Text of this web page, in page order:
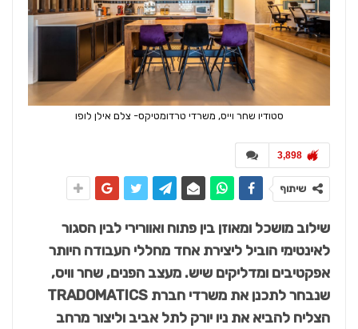
סטודיו שחר וייס, משרדי טרדומטיקס- צלם אילן לופו
3,898
שיתוף
שילוב מושכל ומאוזן בין פתוח ואוורירי לבין הסגור
לאינטימי הוביל ליצירת אחד מחללי העבודה היותר
אפקטיבים ומדליקים שיש. מעצב הפנים, שחר וויס,
שנבחר לתכנן את משרדי חברת TRADOMATICS
הצליח להביא את ניו יורק לתל אביב וליצור מרחב